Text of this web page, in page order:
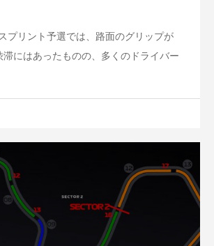
プリント予選では、路面のグリップが
滞にはあったものの、多くのドライバー